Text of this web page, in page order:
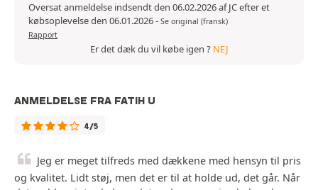
Oversat anmeldelse indsendt den 06.02.2026 af JC efter et
købsoplevelse den 06.01.2026- Se original (fransk)
Rapport
Er det dæk du vil købe igen ? NEJ
ANMELDELSE FRA FATIH U
4/5
Jeg er meget tilfreds med dækkene med hensyn til pris
og kvalitet. Lidt støj, men det er til at holde ud, det går. Når